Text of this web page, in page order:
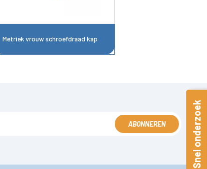
Metriek vrouw schroefdraad kap
ABONNEREN Snel onderzoek